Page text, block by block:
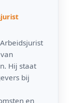
Hij staat
bij
en